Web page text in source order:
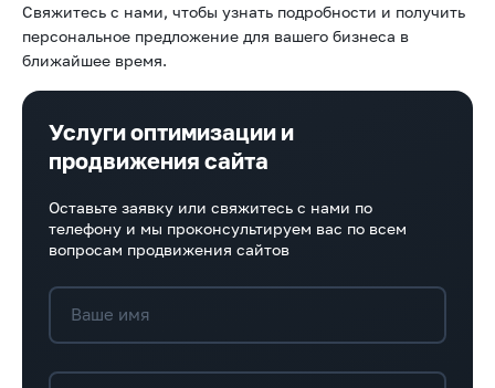
Свяжитесь с нами, чтобы узнать подробности и получить
персональное предложение для вашего бизнеса в
ближайшее время.
Услуги оптимизации и
продвижения сайта
Оставьте заявку или свяжитесь с нами по
телефону и мы проконсультируем вас по всем
вопросам продвижения сайтов
Ваше имя